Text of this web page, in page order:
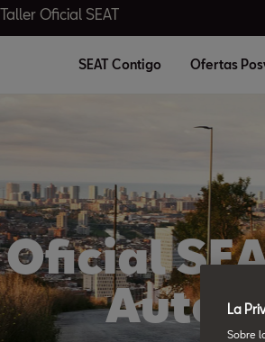
Taller Oficial SEAT
SEAT Contigo Ofertas
La
Sobre